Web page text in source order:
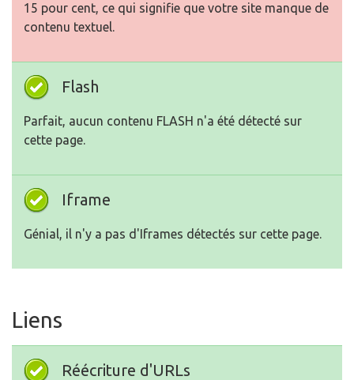
15 pour cent, ce qui signifie que votre site manque de
contenu textuel.
Flash
Parfait, aucun contenu FLASH n'a été détecté sur
cette page.
Iframe
Génial, il n'y a pas d'Iframes détectés sur cette page.
Liens
Réécriture d'URLs